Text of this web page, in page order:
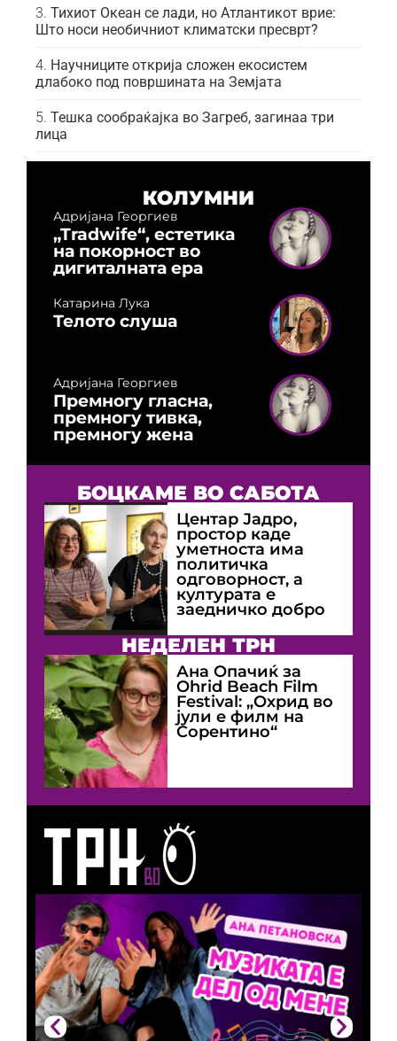
Тихиот Океан се лади, но Атлантикот врие:
Што носи необичниот климатски пресврт?
Научниците открија сложен екосистем
длабоко под површината на Земјата
Тешка сообраќајка во Загреб, загинаа три
лица
КОЛУМНИ
Адријана Георгиев
„Tradwife“, естетика
на покорност во
дигиталната ера
Катарина Лука
Телото слуша
Адријана Георгиев
Премногу гласна,
премногу тивка,
премногу жена
БОЦКАМЕ ВО САБОТА
Центар Јадро,
простор каде
уметноста има
политичка
одговорност, а
културата е
заедничко добро
НЕДЕЛЕН ТРН
Ана Опачиќ за
Оhrid Beach Film
Festival: „Охрид во
јули е филм на
Сорентино“